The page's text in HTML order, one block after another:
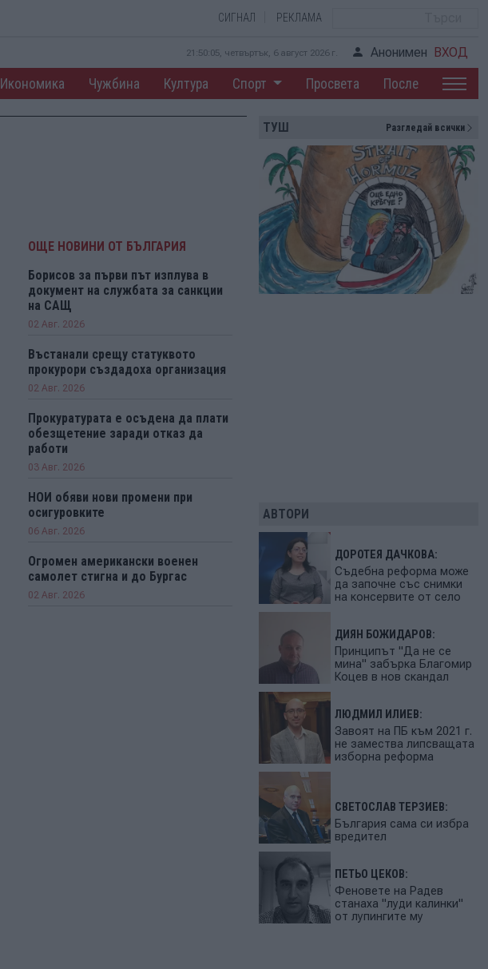
СИГНАЛ РЕКЛАМА
21:50:06, четвъртък, 6 август 2026 г. Анонимен ВХОД
Икономика Чужбина Култура Спорт Просвета После
ОЩЕ НОВИНИ ОТ БЪЛГАРИЯ
Борисов за първи път изплува в
документ на службата за санкции
на САЩ
02 Авг. 2026
Въстанали срещу статуквото
прокурори създадоха организация
02 Авг. 2026
Прокуратурата е осъдена да плати
обезщетение заради отказ да
работи
03 Авг. 2026
НОИ обяви нови промени при
осигуровките
06 Авг. 2026
Огромен американски военен
самолет стигна и до Бургас
02 Авг. 2026
ТУШ Разгледай всички
АВТОРИ
ДОРОТЕЯ ДАЧКОВА:
Съдебна реформа може
да започне със снимки
на консервите от село
ДИЯН БОЖИДАРОВ:
Принципът "Да не се
мина" забърка Благомир
Коцев в нов скандал
ЛЮДМИЛ ИЛИЕВ:
Завоят на ПБ към 2021 г.
не замества липсващата
изборна реформа
СВЕТОСЛАВ ТЕРЗИЕВ:
България сама си избра
вредител
ПЕТЬО ЦЕКОВ:
Феновете на Радев
станаха "луди калинки"
от лупингите му